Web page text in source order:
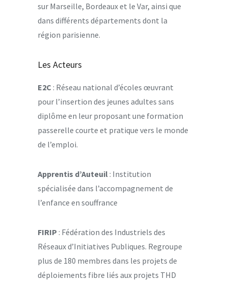
sur Marseille, Bordeaux et le Var, ainsi que
dans différents départements dont la
région parisienne.
Les Acteurs
E2C : Réseau national d’écoles œuvrant
pour l’insertion des jeunes adultes sans
diplôme en leur proposant une formation
passerelle courte et pratique vers le monde
de l’emploi.
Apprentis d’Auteuil : Institution
spécialisée dans l’accompagnement de
l’enfance en souffrance
FIRIP : Fédération des Industriels des
Réseaux d’Initiatives Publiques. Regroupe
plus de 180 membres dans les projets de
déploiements fibre liés aux projets THD